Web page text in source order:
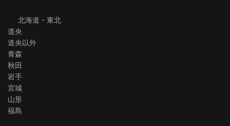
北海道・東北
道央
道央以外
青森
秋田
岩手
宮城
山形
福島